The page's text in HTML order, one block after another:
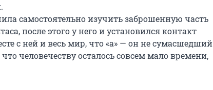
самостоятельно изучить заброшенную часть
после этого у него и установился контакт
с ней и весь мир, что «а» — он не сумасшедший
человечеству осталось совсем мало времени,